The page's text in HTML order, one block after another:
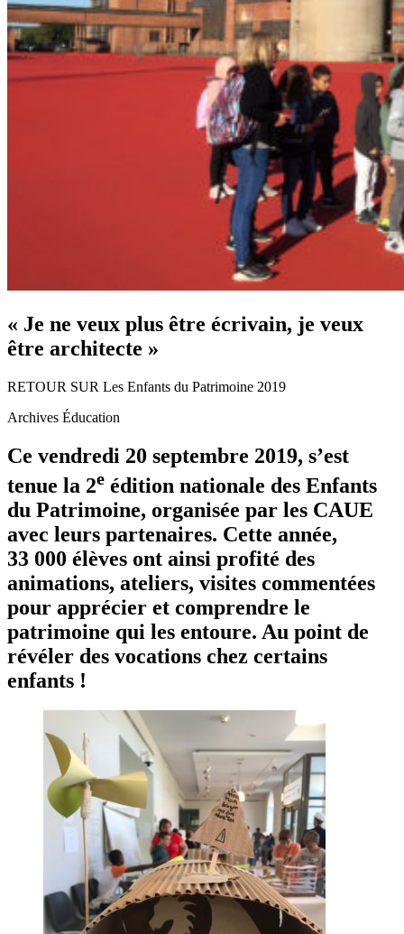
« Je ne veux plus être écrivain, je veux
être architecte »
RETOUR SUR Les Enfants du Patrimoine 2019
Archives Éducation
Ce vendredi 20 septembre 2019, s’est
tenue la 2e édition nationale des Enfants
du Patrimoine, organisée par les CAUE
avec leurs partenaires. Cette année,
33 000 élèves ont ainsi profité des
animations, ateliers, visites commentées
pour apprécier et comprendre le
patrimoine qui les entoure. Au point de
révéler des vocations chez certains
enfants !